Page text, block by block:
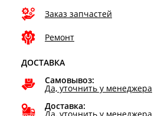
Заказ запчастей
Ремонт
ДОСТАВКА
Самовывоз:
Да, уточнить у менеджера
Доставка: